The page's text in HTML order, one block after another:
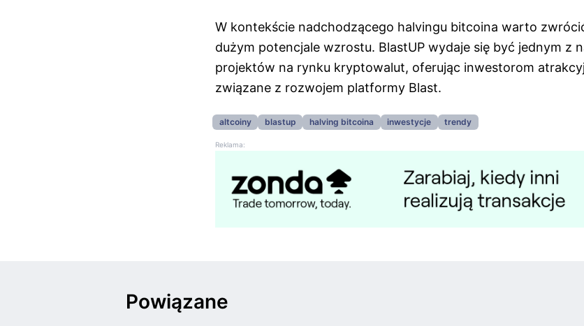
W kontekście nadchodzącego halvingu bitcoina warto
dużym potencjale wzrostu. BlastUP wydaje się być jednym z
projektów na rynku kryptowalut, oferując inwestorom
związane z rozwojem platformy Blast.
altcoiny blastup halving bitcoina inwestycje trendy
Reklama:
Powiązane